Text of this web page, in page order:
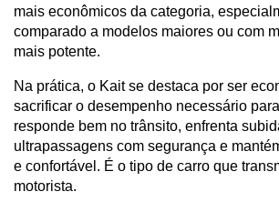
mais econômicos da categoria,
comparado a modelos maiores ou com
mais potente.
Na prática, o Kait se destaca por ser
sacrificar o desempenho necessário
responde bem no trânsito, enfrenta
ultrapassagens com segurança e
e confortável. É o tipo de carro que
motorista.